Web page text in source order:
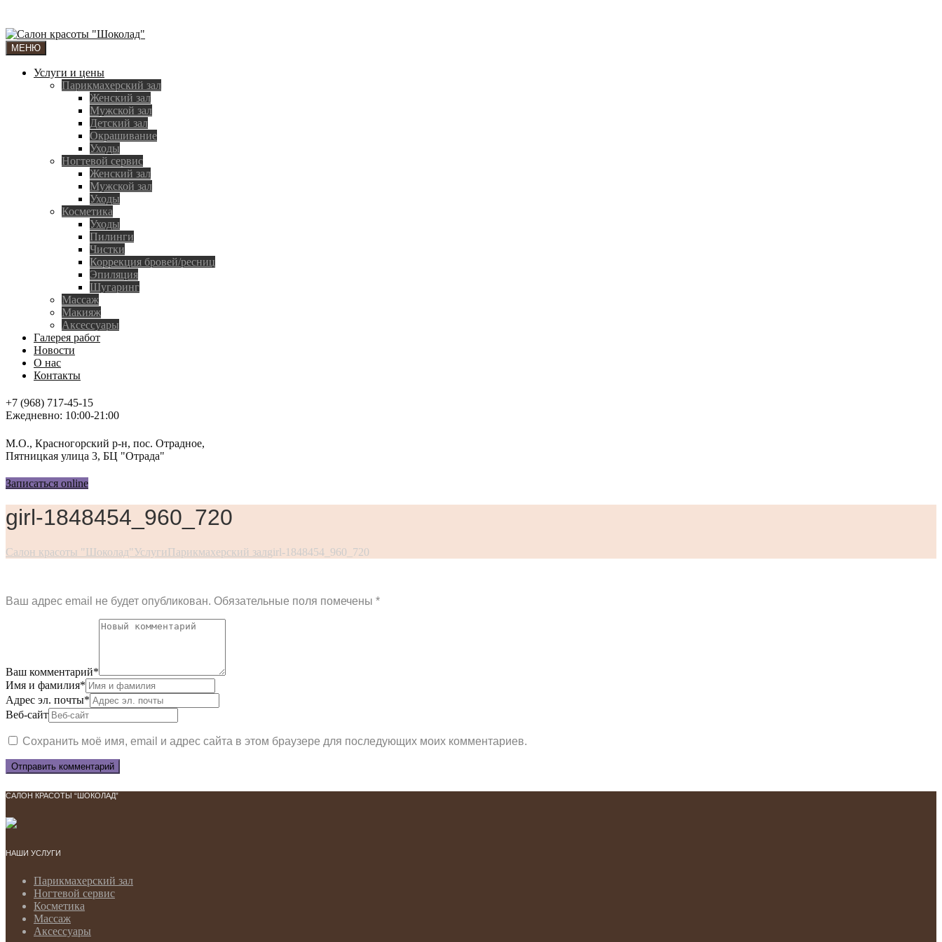
МЕНЮ
Услуги и цены
Парикмахерский зал
Женский зал
Мужской зал
Детский зал
Окрашивание
Уходы
Ногтевой сервис
Женский зал
Мужской зал
Уходы
Косметика
Уходы
Пилинги
Чистки
Коррекция бровей/ресниц
Эпиляция
Шугаринг
Массаж
Макияж
Аксессуары
Галерея работ
Новости
О нас
Контакты
+7 (968) 717-45-15
Ежедневно: 10:00-21:00
М.О., Красногорский р-н, пос. Отрадное,
Пятницкая улица 3, БЦ "Отрада"
Записаться online
girl-1848454_960_720
Салон красоты "Шоколад"УслугиПарикмахерский залgirl-1848454_960_720
Ваш адрес email не будет опубликован. Обязательные поля помечены *
Ваш комментарий*
Имя и фамилия*
Адрес эл. почты*
Веб-сайт
Сохранить моё имя, email и адрес сайта в этом браузере для последующих моих комментариев.
САЛОН КРАСОТЫ “ШОКОЛАД”
НАШИ УСЛУГИ
Парикмахерский зал
Ногтевой сервис
Косметика
Массаж
Аксессуары